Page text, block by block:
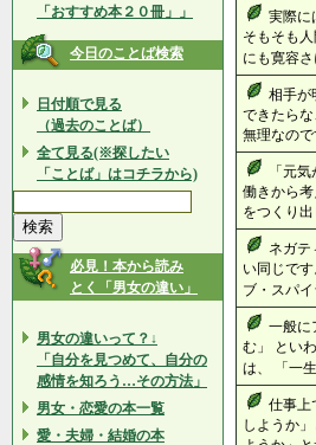
「おすすめ本２０冊」」
今日のことば検索
日付順で見る
（過去のことば）
全て見る(※探したい
「ことば」はコチラから)
必見！本から読み
とく「男女の違い」
男女の違いって？↓
「自分を見つめて、自分の
感情を知ろう…その方法」
男女・恋愛の本一覧
愛・夫婦・結婚の本
実際に
そもそも
にも寛容
相手が
できたら
無理なので
「元
働きから
をつくり出
ネガテ
い同じで
ブ・スパ
一般に
む」 とい
は、 「一
仕事上
しようか